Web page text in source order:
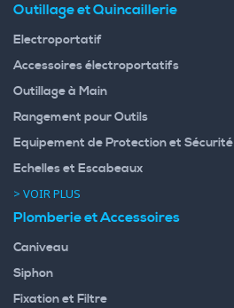
Outillage et Quincaillerie
Electroportatif
Accessoires électroportatifs
Outillage à Main
Rangement pour Outils
Equipement de Protection et Sécurité
Echelles et Escabeaux
> VOIR PLUS
Plomberie et Accessoires
Caniveau
Siphon
Fixation et Filtre